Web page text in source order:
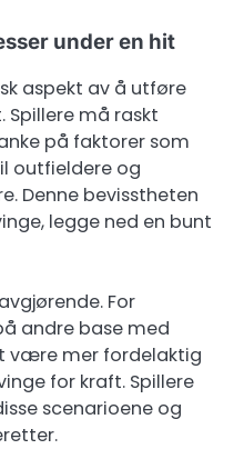
under en hit
aspekt av å utføre
Spillere må raskt
på faktorer som
outfieldere og
Denne bevisstheten
legge ned en bunt
For
andre base med
være mer fordelaktig
for kraft. Spillere
scenarioene og